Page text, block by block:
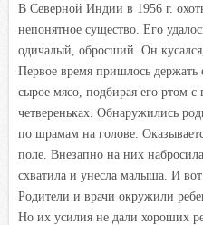
В Северной Индии в 1956 г.
непонятное существо. Его
одичалый, обросший. Он
Первое время пришлось держать
сырое мясо, подбирая его ртом с
четвереньках. Обнаружились
по шрамам на голове.
поле. Внезапно на них
схватила и унесла малыша. И
Родители и врачи окружили
Но их усилия не дали хороших